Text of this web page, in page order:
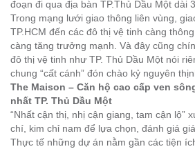
đoạn đi qua địa bàn TP.Thủ Dầu Một dài
Trong mạng lưới giao thông liên vùng,
TP.HCM đến các đô thị vệ tinh càng
càng tăng trưởng mạnh. Và đây cũng
đô thị vệ tinh như TP. Thủ Dầu Một nói
chung “cất cánh” đón chào kỷ nguyên
The Maison – Căn hộ cao cấp ven
nhất TP. Thủ Dầu Một
“Nhất cận thị, nhị cận giang, tam cận lộ”
chí, kim chỉ nam để lựa chọn, đánh giá
Thực tế những dự án nằm gần các tiện